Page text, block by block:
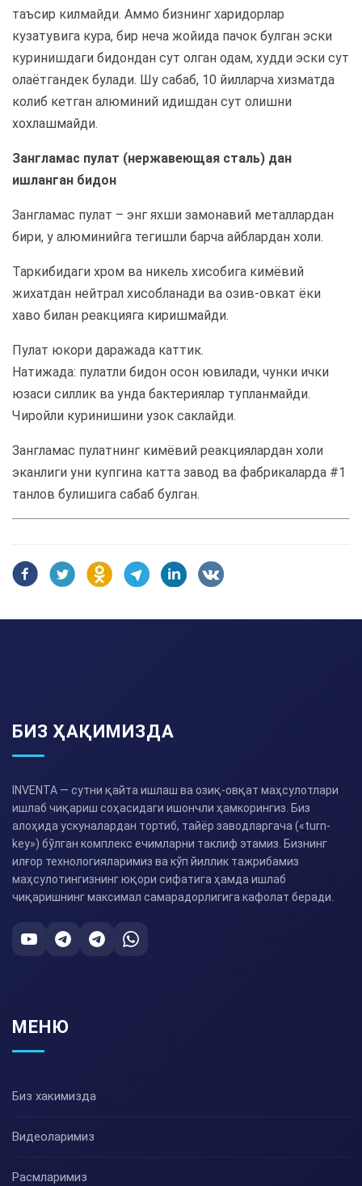
таъсир килмайди. Аммо бизнинг харидорлар
кузатувига кура, бир неча жойида пачок булган эски
куринишдаги бидондан сут олган одам, худди эски сут
олаётгандек булади. Шу сабаб, 10 йилларча хизматда
колиб кетган алюминий идишдан сут олишни
хохлашмайди.
Зангламас пулат (нержавеющая сталь) дан
ишланган бидон
Зангламас пулат – энг яхши замонавий металлардан
бири, у алюминийга тегишли барча айблардан холи.
Таркибидаги хром ва никель хисобига кимёвий
жихатдан нейтрал хисобланади ва озив-овкат ёки
хаво билан реакцияга киришмайди.
Пулат юкори даражада каттик.
Натижада: пулатли бидон осон ювилади, чунки ички
юзаси силлик ва унда бактериялар тупланмайди.
Чиройли куринишини узок саклайди.
Зангламас пулатнинг кимёвий реакциялардан холи
эканлиги уни купгина катта завод ва фабрикаларда #1
танлов булишига сабаб булган.
БИЗ ҲАҚИМИЗДА
INVENTA — сутни қайта ишлаш ва озиқ-овқат маҳсулотлари
ишлаб чиқариш соҳасидаги ишончли ҳамкорингиз. Биз
алоҳида ускуналардан тортиб, тайёр заводларгача («turn-
key») бўлган комплекс ечимларни таклиф этамиз. Бизнинг
илғор технологияларимиз ва кўп йиллик тажрибамиз
маҳсулотингизнинг юқори сифатига ҳамда ишлаб
чиқаришнинг максимал самарадорлигига кафолат беради.
МЕНЮ
Биз хакимизда
Видеоларимиз
Расмларимиз